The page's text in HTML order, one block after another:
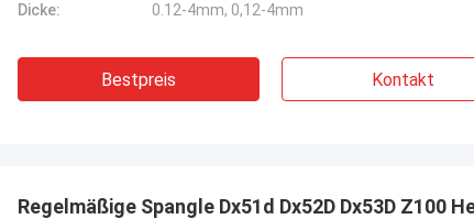
Malcolm Horton
Ständig hochwertiger Stahl zu
Dicke:
0.12-4mm, 0,12-4mm
Bestpreis Kontakt
Regelmäßige Spangle Dx51d Dx52D Dx53D Z100